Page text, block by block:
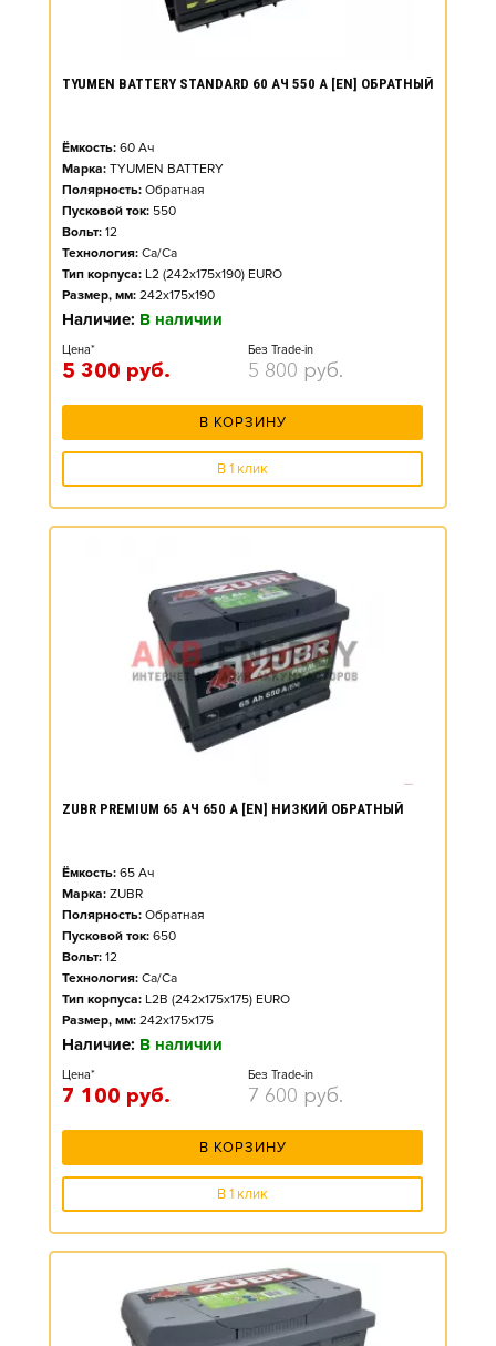
TYUMEN BATTERY STANDARD 60 АЧ 550 А [EN] ОБРАТНЫЙ
Ёмкость: 60 Ач
Марка: TYUMEN BATTERY
Полярность: Обратная
Пусковой ток: 550
Вольт: 12
Технология: Ca/Ca
Тип корпуса: L2 (242x175x190) EURO
Размер, мм: 242x175x190
Наличие: В наличии
Цена*
5 300 руб.
Без Trade-in
5 800 руб.
В КОРЗИНУ
В 1 клик
ZUBR PREMIUM 65 АЧ 650 А [EN] НИЗКИЙ ОБРАТНЫЙ
Ёмкость: 65 Ач
Марка: ZUBR
Полярность: Обратная
Пусковой ток: 650
Вольт: 12
Технология: Ca/Ca
Тип корпуса: L2B (242x175x175) EURO
Размер, мм: 242x175x175
Наличие: В наличии
Цена*
7 100 руб.
Без Trade-in
7 600 руб.
В КОРЗИНУ
В 1 клик